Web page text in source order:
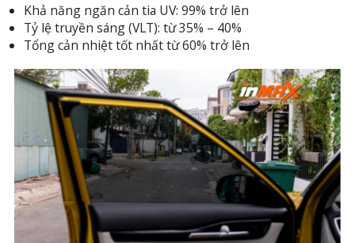
Khả năng ngăn cản tia UV: 99% trở lên
Tỷ lệ truyền sáng (VLT): từ 35% – 40%
Tổng cản nhiệt tốt nhất từ 60% trở lên